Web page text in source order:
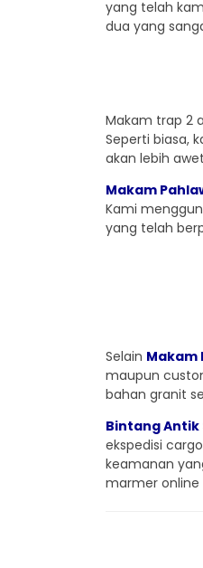
yang telah
dua yang
Makam trap 2
Seperti biasa,
akan lebih
Makam
Kami
yang telah
Selain Makam
maupun
bahan granit
Bintang
ekspedisi
keamanan
marmer